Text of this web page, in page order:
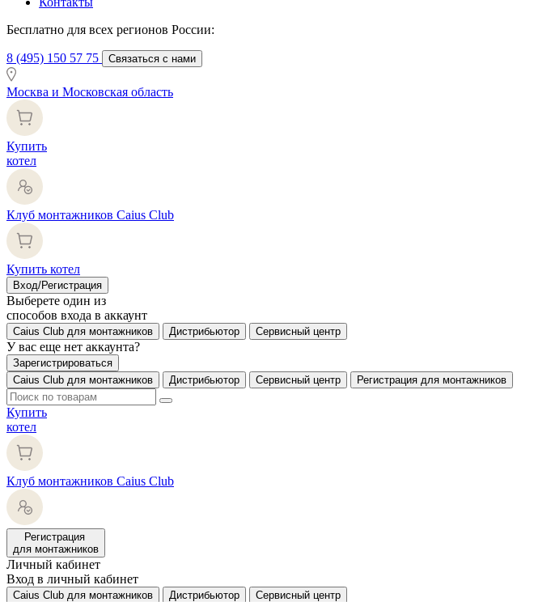
Бесплатно для всех регионов России:
8 (495) 150 57 75 Связаться с нами
Москва и Московская область
Купить
котел
Клуб монтажников Caius Club
Купить котел
Вход/Регистрация
Выберете один из
способов входа в аккаунт
Caius Club для монтажников Дистрибьютор Сервисный центр
У вас еще нет аккаунта?
Зарегистрироваться
Caius Club для монтажников
Дистрибьютор Сервисный центр Регистрация для монтажников
Купить
котел
Клуб монтажников Caius Club
Регистрация
для монтажников
Личный кабинет
Вход в личный кабинет
Caius Club для монтажников Дистрибьютор Сервисный центр